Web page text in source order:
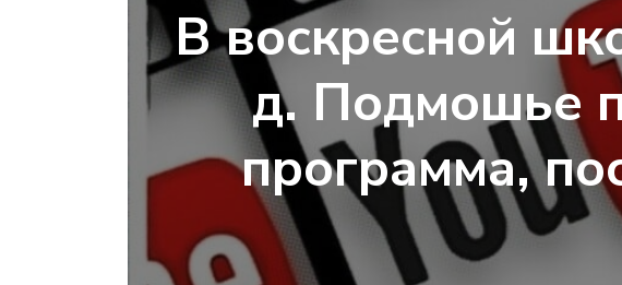
В воскресной
д. Подмошье
программа,